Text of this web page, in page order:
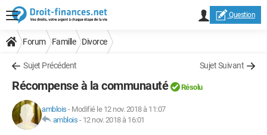
Question
Forum Famille Divorce
Sujet Précédent Sujet Suivant
Récompense à la communauté Résolu
amblois - Modifié le 12 nov. 2018 à 11:07
amblois - 12 nov. 2018 à 16:01